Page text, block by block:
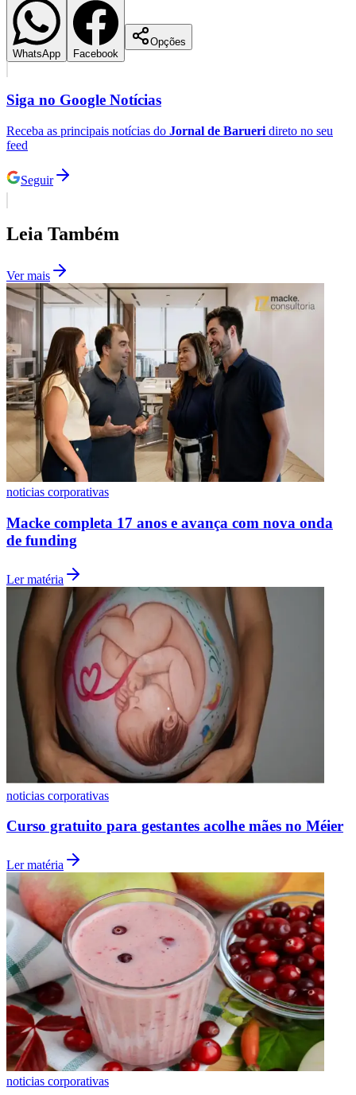
Fluminense
WhatsApp Facebook
Opções
Siga no Google Notícias
Receba as principais notícias do Jornal de Barueri direto no seu
feed
Seguir
Leia Também
Ver mais
noticias corporativas
Macke completa 17 anos e avança com nova onda
de funding
Ler matéria
noticias corporativas
Curso gratuito para gestantes acolhe mães no Méier
Ler matéria
noticias corporativas